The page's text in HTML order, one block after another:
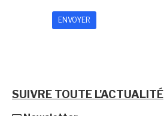
SUIVRE TOUTE L'ACTUALITÉ